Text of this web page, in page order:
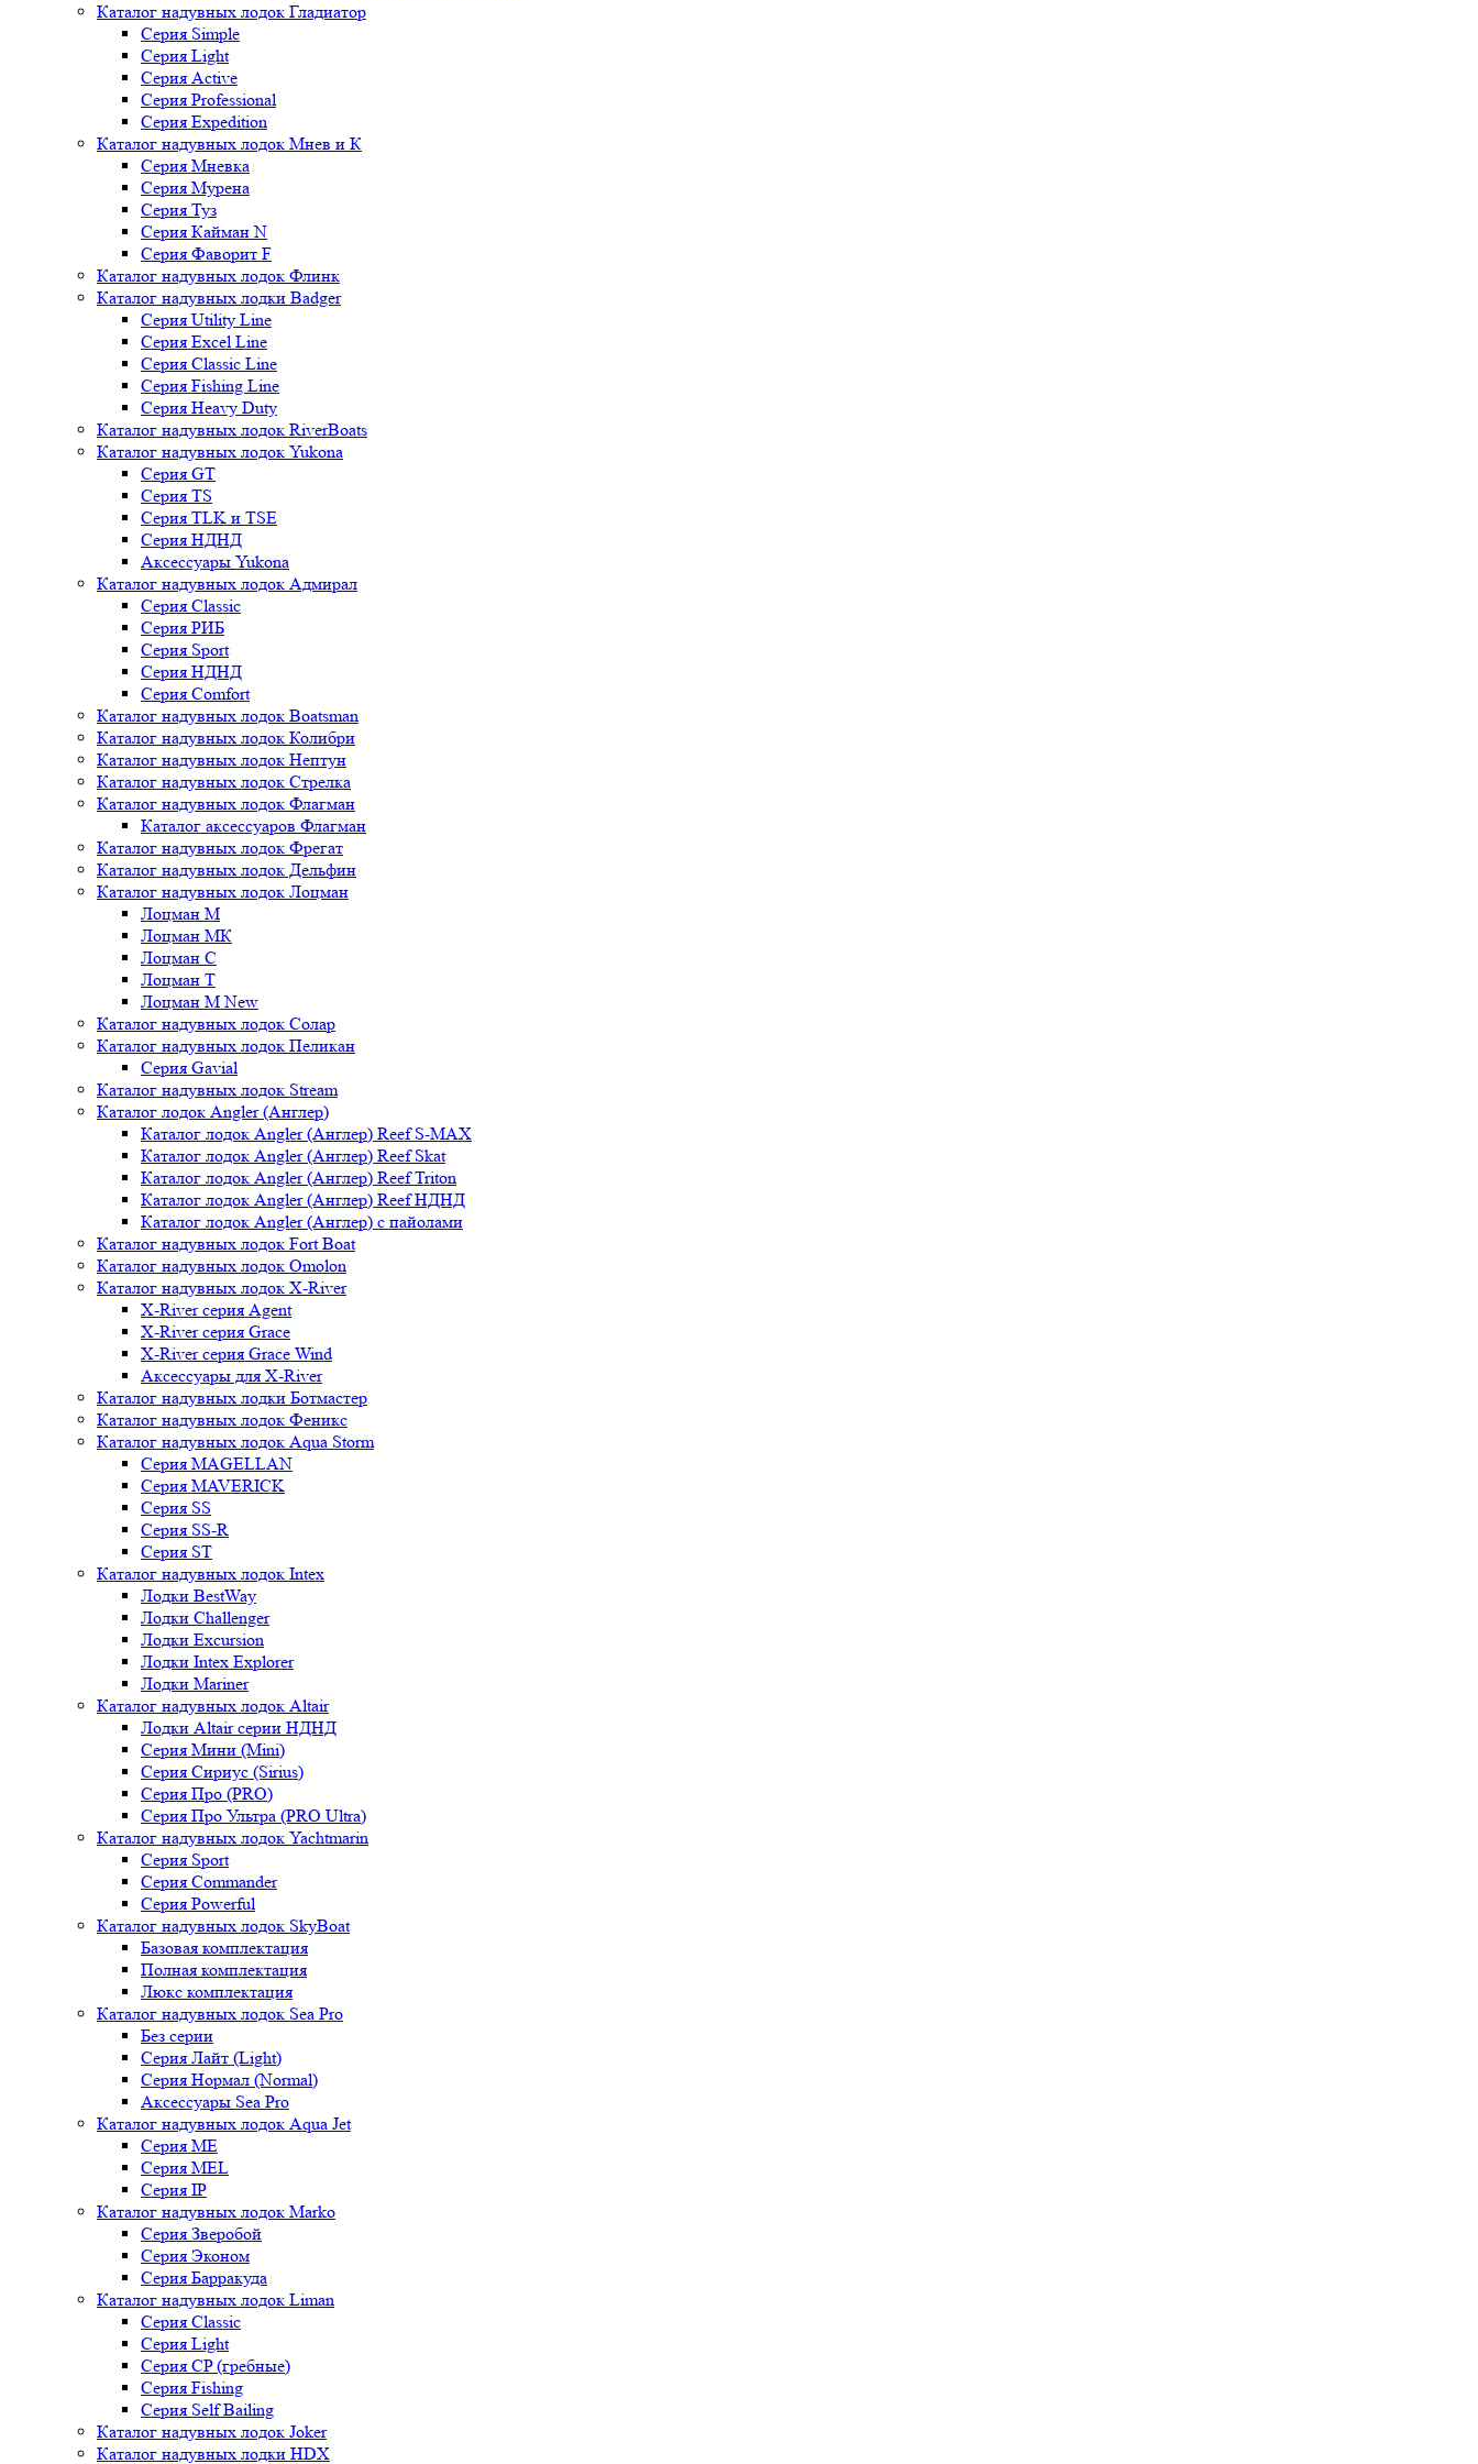
Каталог надувных лодок Гладиатор
Серия Simple
Серия Light
Серия Active
Серия Professional
Серия Expedition
Каталог надувных лодок Мнев и К
Серия Мневка
Серия Мурена
Серия Туз
Серия Кайман N
Серия Фаворит F
Каталог надувных лодок Флинк
Каталог надувных лодки Badger
Серия Utility Line
Серия Excel Line
Серия Classic Line
Серия Fishing Line
Серия Heavy Duty
Каталог надувных лодок RiverBoats
Каталог надувных лодок Yukona
Серия GT
Серия TS
Серия TLK и TSE
Серия НДНД
Аксессуары Yukona
Каталог надувных лодок Адмирал
Серия Classic
Серия РИБ
Серия Sport
Серия НДНД
Серия Comfort
Каталог надувных лодок Boatsman
Каталог надувных лодок Колибри
Каталог надувных лодок Нептун
Каталог надувных лодок Стрелка
Каталог надувных лодок Флагман
Каталог аксессуаров Флагман
Каталог надувных лодок Фрегат
Каталог надувных лодок Дельфин
Каталог надувных лодок Лоцман
Лоцман М
Лоцман МК
Лоцман С
Лоцман Т
Лоцман М New
Каталог надувных лодок Солар
Каталог надувных лодок Пеликан
Серия Gavial
Каталог надувных лодок Stream
Каталог лодок Angler (Англер)
Каталог лодок Angler (Англер) Reef S-MAX
Каталог лодок Angler (Англер) Reef Skat
Каталог лодок Angler (Англер) Reef Triton
Каталог лодок Angler (Англер) Reef НДНД
Каталог лодок Angler (Англер) с пайолами
Каталог надувных лодок Fort Boat
Каталог надувных лодок Omolon
Каталог надувных лодок X-River
X-River серия Agent
X-River серия Grace
X-River серия Grace Wind
Аксессуары для X-River
Каталог надувных лодки Ботмастер
Каталог надувных лодок Феникc
Каталог надувных лодок Aqua Storm
Серия MAGELLAN
Серия MAVERICK
Серия SS
Серия SS-R
Серия ST
Каталог надувных лодок Intex
Лодки BestWay
Лодки Challenger
Лодки Excursion
Лодки Intex Explorer
Лодки Mariner
Каталог надувных лодок Altair
Лодки Altair серии НДНД
Серия Мини (Mini)
Серия Сириус (Sirius)
Серия Про (PRO)
Серия Про Ультра (PRO Ultra)
Каталог надувных лодок Yachtmarin
Серия Sport
Серия Commander
Серия Powerful
Каталог надувных лодок SkyBoat
Базовая комплектация
Полная комплектация
Люкс комплектация
Каталог надувных лодок Sea Pro
Без серии
Серия Лайт (Light)
Серия Нормал (Normal)
Аксессуары Sea Pro
Каталог надувных лодок Aqua Jet
Серия ME
Серия MEL
Серия IP
Каталог надувных лодок Marko
Серия Зверобой
Серия Эконом
Серия Барракуда
Каталог надувных лодок Liman
Серия Classic
Серия Light
Серия CP (гребные)
Серия Fishing
Серия Self Bailing
Каталог надувных лодок Joker
Каталог надувных лодки HDX